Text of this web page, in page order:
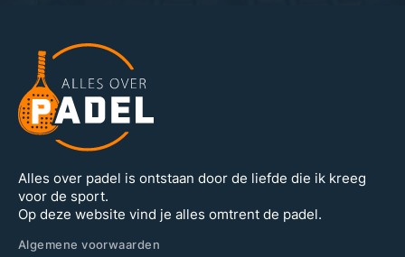
Alles over padel is ontstaan door de liefde die ik kreeg
voor de sport.
Op deze website vind je alles omtrent de padel.
Algemene voorwaarden